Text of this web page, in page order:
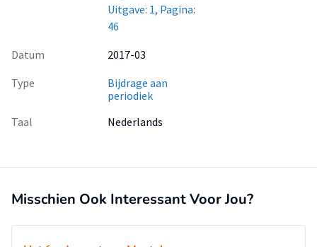
Uitgave: 1, Pagina:
46
Datum
2017-03
Type
Bijdrage aan
periodiek
Taal
Nederlands
Misschien Ook Interessant Voor Jou?